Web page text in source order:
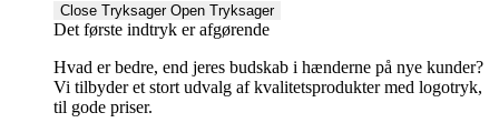
Close Tryksager Open Tryksager
Det første indtryk er afgørende
Hvad er bedre, end jeres budskab i hænderne på nye kunder?
Vi tilbyder et stort udvalg af kvalitetsprodukter med logotryk,
til gode priser.